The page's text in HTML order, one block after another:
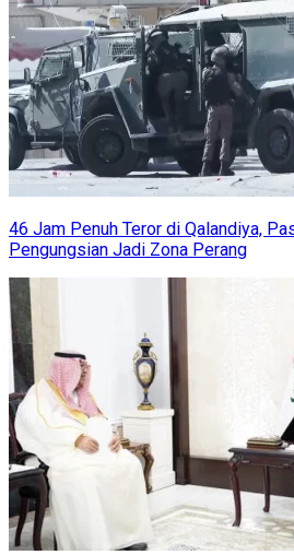
46 Jam Penuh Teror di Qalandiya,
Pengungsian Jadi Zona Perang